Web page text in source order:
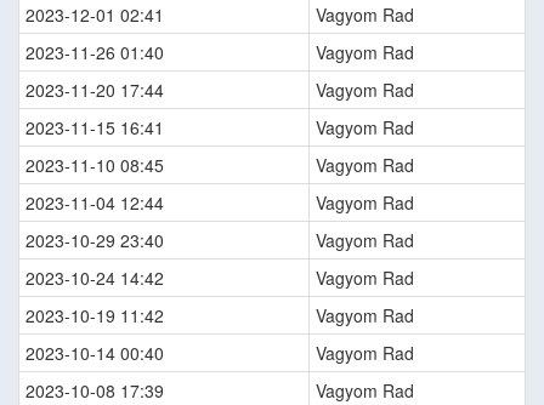
2023-12-01 02:41
Vagyom Rad
2023-11-26 01:40
Vagyom Rad
2023-11-20 17:44
Vagyom Rad
2023-11-15 16:41
Vagyom Rad
2023-11-10 08:45
Vagyom Rad
2023-11-04 12:44
Vagyom Rad
2023-10-29 23:40
Vagyom Rad
2023-10-24 14:42
Vagyom Rad
2023-10-19 11:42
Vagyom Rad
2023-10-14 00:40
Vagyom Rad
2023-10-08 17:39
Vagyom Rad